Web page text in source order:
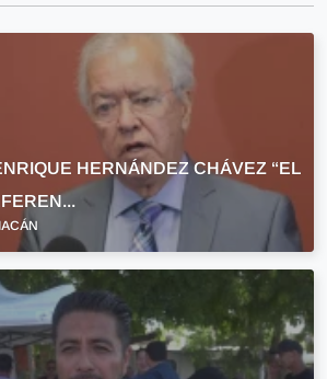
HERNÁNDEZ CHÁVEZ “EL